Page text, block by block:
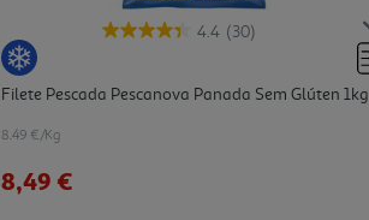
4.4 (30)
Filete Pescada Pescanova Panada Sem Glúten 1kg
8.49 €/Kg
8,49 €